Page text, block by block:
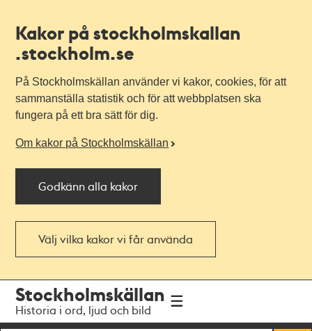
Kakor på stockholmskallan
.stockholm.se
På Stockholmskällan använder vi kakor, cookies, för att
sammanställa statistik och för att webbplatsen ska
fungera på ett bra sätt för dig.
Om kakor på Stockholmskällan
Godkänn alla kakor
Välj vilka kakor vi får använda
navigationen
huvudinnehållet
Stockholmskällan
Historia i ord, ljud och bild